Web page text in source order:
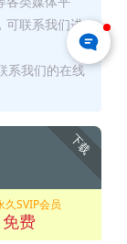
可联系我们进
系我们的在线
下载
久SVIP会员
免费